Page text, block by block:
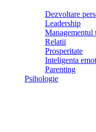
Dezvoltare
Leadership
Managementul
Relatii
Prosperitate
Inteligenta
Parenting
Psihologie